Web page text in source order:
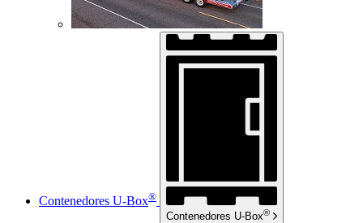
Contenedores U-Box®
Contenedores U-Box®